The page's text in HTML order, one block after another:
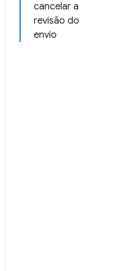
cancelar a
revisão do
envio